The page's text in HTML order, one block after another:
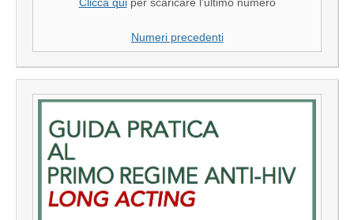
Clicca quiper scaricare l'ultimo numero
Numeri precedenti